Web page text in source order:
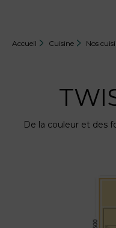
Accueil Cuisine Nos
De la couleur et des